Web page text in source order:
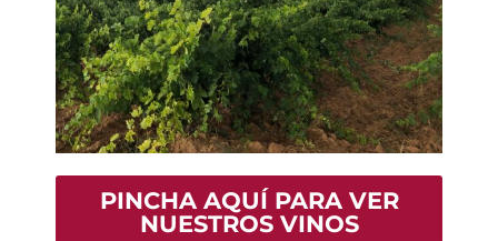
PINCHA AQUÍ PARA VER
NUESTROS VINOS